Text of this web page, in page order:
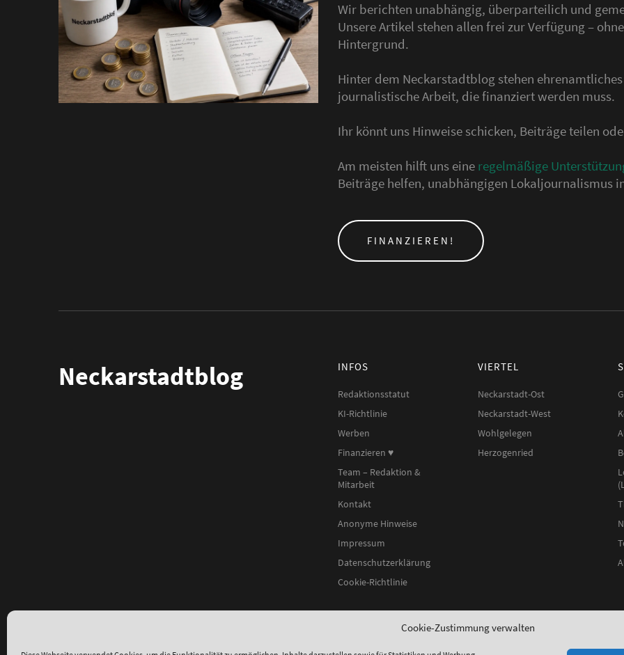
Cookie-Zustimmung verwalten
Wir berichten unabhängig, überparteilich und
Unsere Artikel stehen allen frei zur Verfügung –
Hintergrund.
Hinter dem Neckarstadtblog stehen
journalistische Arbeit, die finanziert werden muss.
Ihr könnt uns Hinweise schicken, Beiträge teilen
Am meisten hilft uns eine regelmäßige
Beiträge helfen, unabhängigen Lokaljournalismus
FINANZIEREN!
Neckarstadtblog INFOS
Redaktionsstatut
KI-Richtlinie
Werben
Finanzieren ♥︎
Team – Redaktion &
Mitarbeit
Kontakt
Anonyme Hinweise
Impressum
Datenschutzerklärung
Cookie-Richtlinie
VIERTEL
Neckarstadt-Ost
Neckarstadt-West
Wohlgelegen
Herzogenried